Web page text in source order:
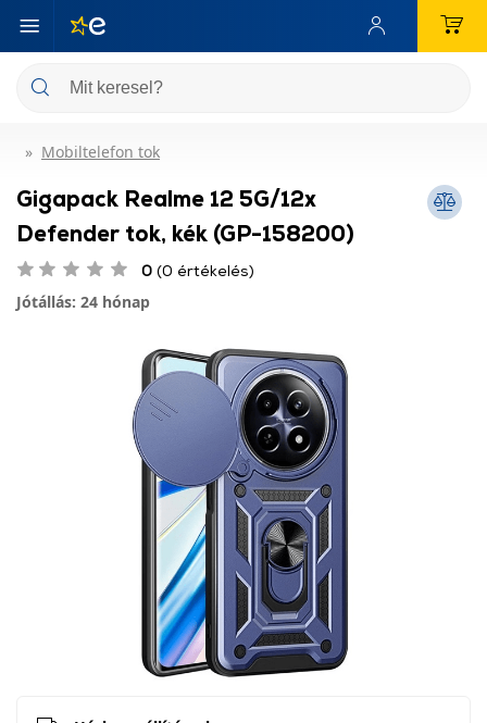
Mobiltelefon tok
Gigapack Realme 12 5G/12x
Defender tok, kék (GP-158200)
0 (0 értékelés)
Jótállás: 24 hónap